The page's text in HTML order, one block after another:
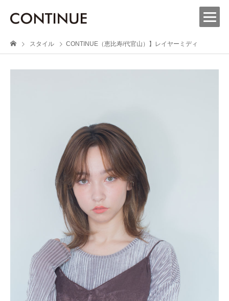
スタイル CONTINUE（恵比寿/代官山）】レイヤーミディ